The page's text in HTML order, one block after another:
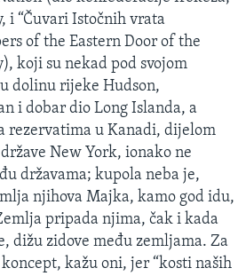
i “Čuvari Istočnih vrata
of the Eastern Door of the
koji su nekad pod svojom
dolinu rijeke Hudson,
i dobar dio Long Islanda, a
rezervatima u Kanadi, dijelom
New York, ionako ne
državama; kupola neba je,
njihova Majka, kamo god idu,
pripada njima, čak i kada
dižu zidove među zemljama. Za
kažu oni, jer “kosti naših